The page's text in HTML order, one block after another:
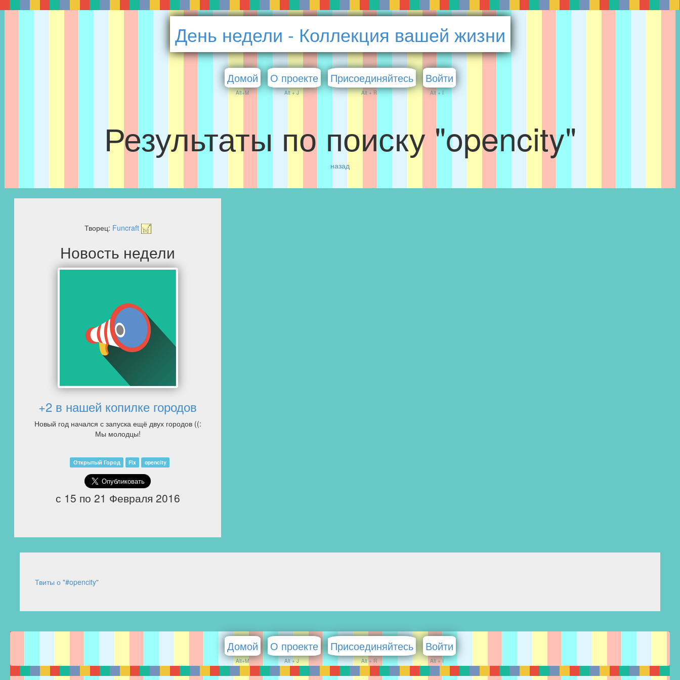
День недели - Коллекция вашей жизни
Домой
Alt+M
О проекте
Alt + J
Присоединяйтесь
Alt + R
Войти
Alt + I
Результаты по поиску "opencity"
назад
Творец: Funcraft
Новость недели
+2 в нашей копилке городов
Новый год начался с запуска ещё двух городов ((:
Мы молодцы!
Открытый Город Fix opencity
с 15 по 21 Февраля 2016
Твиты о "#opencity"
Домой
Alt+M
О проекте
Alt + J
Присоединяйтесь
Alt + R
Войти
Alt + I